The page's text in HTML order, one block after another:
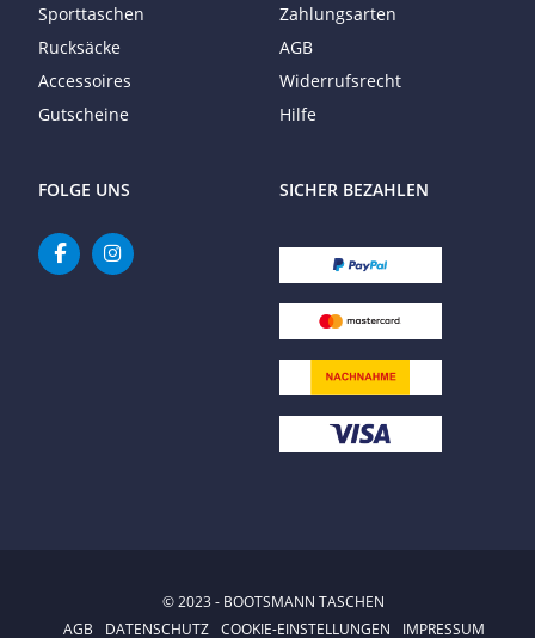
Sporttaschen
Rucksäcke
Accessoires
Gutscheine
Zahlungsarten
AGB
Widerrufsrecht
Hilfe
FOLGE UNS SICHER BEZAHLEN
© 2023 - BOOTSMANN TASCHEN
AGB
DATENSCHUTZ COOKIE-EINSTELLUNGEN IMPRESSUM